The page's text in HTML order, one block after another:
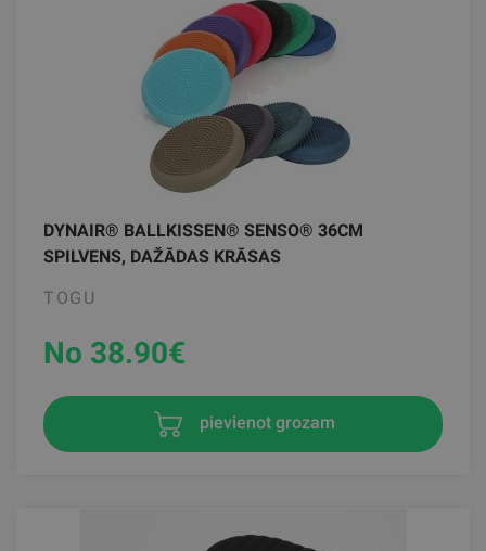
DYNAIR® BALLKISSEN® SENSO® 36CM
SPILVENS, DAŽĀDAS KRĀSAS
TOGU
No 38.90€
pievienot grozam